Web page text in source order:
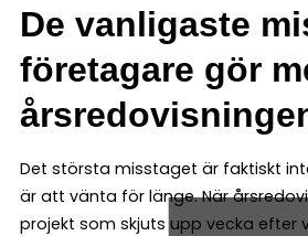
De vanligaste
företagare gör
Det största misstaget är faktiskt
är att vänta för länge. När
projekt som skjuts upp vecka efter